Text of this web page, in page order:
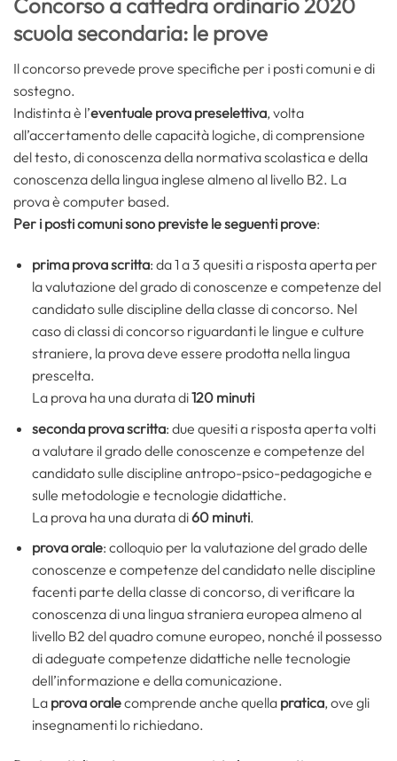
Concorso a cattedra ordinario 2020
scuola secondaria: le prove
Il concorso prevede prove specifiche per i posti comuni e di
sostegno.
Indistinta è l’eventuale prova preselettiva, volta
all’accertamento delle capacità logiche, di comprensione
del testo, di conoscenza della normativa scolastica e della
conoscenza della lingua inglese almeno al livello B2. La
prova è computer based.
Per i posti comuni sono previste le seguenti prove:
prima prova scritta: da 1 a 3 quesiti a risposta aperta per
la valutazione del grado di conoscenze e competenze del
candidato sulle discipline della classe di concorso. Nel
caso di classi di concorso riguardanti le lingue e culture
straniere, la prova deve essere prodotta nella lingua
prescelta.
La prova ha una durata di120 minuti
seconda prova scritta: due quesiti a risposta aperta volti
a valutare il grado delle conoscenze e competenze del
candidato sulle discipline antropo-psico-pedagogiche e
sulle metodologie e tecnologie didattiche.
La prova ha una durata di60 minuti.
prova orale: colloquio per la valutazione del grado delle
conoscenze e competenze del candidato nelle discipline
facenti parte della classe di concorso, di verificare la
conoscenza di una lingua straniera europea almeno al
livello B2 del quadro comune europeo, nonché il possesso
di adeguate competenze didattiche nelle tecnologie
dell’informazione e della comunicazione.
La prova oralecomprende anche quella pratica, ove gli
insegnamenti lo richiedano.